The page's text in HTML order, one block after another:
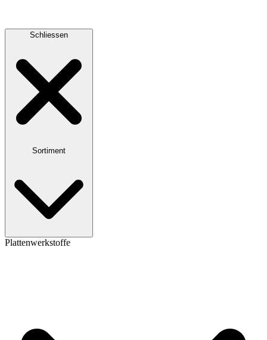
Schliessen
Sortiment
Plattenwerkstoffe